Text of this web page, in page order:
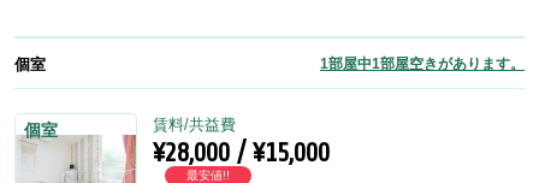
個室 1部屋中1部屋空きがあります。
個室 賃料/共益費
¥28,000 / ¥15,000
最安値!!